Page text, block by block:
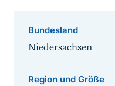
Bundesland
Niedersachsen
Region und Größe